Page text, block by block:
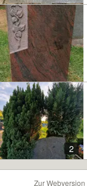
2
Zur Webversion